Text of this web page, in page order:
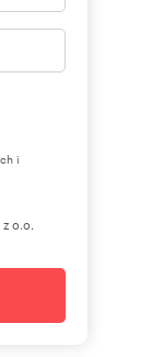
i
o.o.